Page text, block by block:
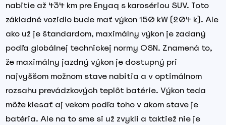
nabitie až 434 km pre Enyaq s karosériou SUV. Toto
základné vozidlo bude mať výkon 150 kW (204 k). Ale
ako už je štandardom, maximálny výkon je zadaný
podľa globálnej technickej normy OSN. Znamená to,
že maximálny jazdný výkon je dostupný pri
najvyššom možnom stave nabitia a v optimálnom
rozsahu prevádzkových teplôt batérie. Výkon teda
môže klesať aj vekom podľa toho v akom stave je
batéria. Ale na to sme si už zvykli a taktiež nie je